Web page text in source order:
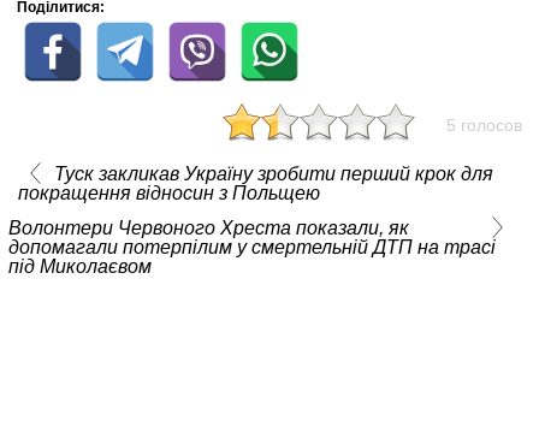
Поділитися:
5 голосов
Туск закликав Україну зробити перший крок для
покращення відносин з Польщею
Волонтери Червоного Хреста показали, як
допомагали потерпілим у смертельній ДТП на трасі
під Миколаєвом